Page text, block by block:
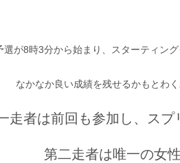
選が8時3分から始まり、スターティン
なかなか良い成績を残せるかもとわ
走者は前回も参加し、スプ
第二走者は唯一の女